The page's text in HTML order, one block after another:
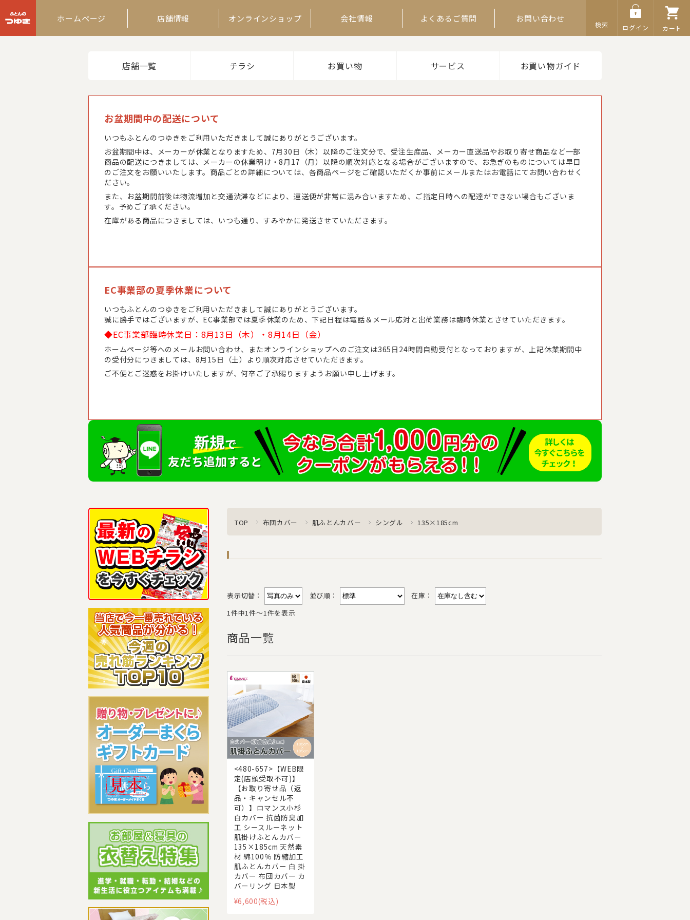
ホームページ 店舗情報 オンラインショップ 会社情報 よくあるご質問 お問い合わせ
検索 ログイン カート
店舗一覧 チラシ お買い物 サービス お買い物ガイド
お盆期間中の配送について
いつもふとんのつゆきをご利用いただきまして誠にありがとうございます。
お盆期間中は、メーカーが休業となりますため、7月30日（木）以降のご注文分で、受注生産品、メーカー直送品やお取り寄せ商品など一部
商品の配送につきましては、メーカーの休業明け・8月17（月）以降の順次対応となる場合がございますので、お急ぎのものについては早目
のご注文をお願いいたします。商品ごとの詳細については、各商品ページをご確認いただくか事前にメールまたはお電話にてお問い合わせく
ださい。
また、お盆期間前後は物流増加と交通渋滞などにより、運送便が非常に混み合いますため、ご指定日時への配達ができない場合もございま
す。予めご了承ください。
在庫がある商品につきましては、いつも通り、すみやかに発送させていただきます。
EC事業部の夏季休業について
いつもふとんのつゆきをご利用いただきまして誠にありがとうございます。
誠に勝手ではございますが、EC事業部では夏季休業のため、下記日程は電話＆メール応対と出荷業務は臨時休業とさせていただきます。
◆EC事業部臨時休業日：8月13日（木）・8月14日（金）
ホームページ等へのメールお問い合わせ、またオンラインショップへのご注文は365日24時間自動受付となっておりますが、上記休業期間中
の受付分につきましては、8月15日（土）より順次対応させていただきます。
ご不便とご迷惑をお掛けいたしますが、何卒ご了承賜りますようお願い申し上げます。
TOP 布団カバー 肌ふとんカバー シングル 135×185cm
表示切替： 並び順：
在庫：
1件中1件〜1件を表示
商品一覧
<480-657>【WEB限
定(店頭受取不可)】
【お取り寄せ品（返
品・キャンセル不
可）】ロマンス小杉
白カバー 抗菌防臭加
工 シースルーネット
肌掛けふとんカバー
135×185cm 天然素
材 綿100％ 防縮加工
肌ふとんカバー 白 掛
カバー 布団カバー カ
バーリング 日本製
¥6,600(税込)